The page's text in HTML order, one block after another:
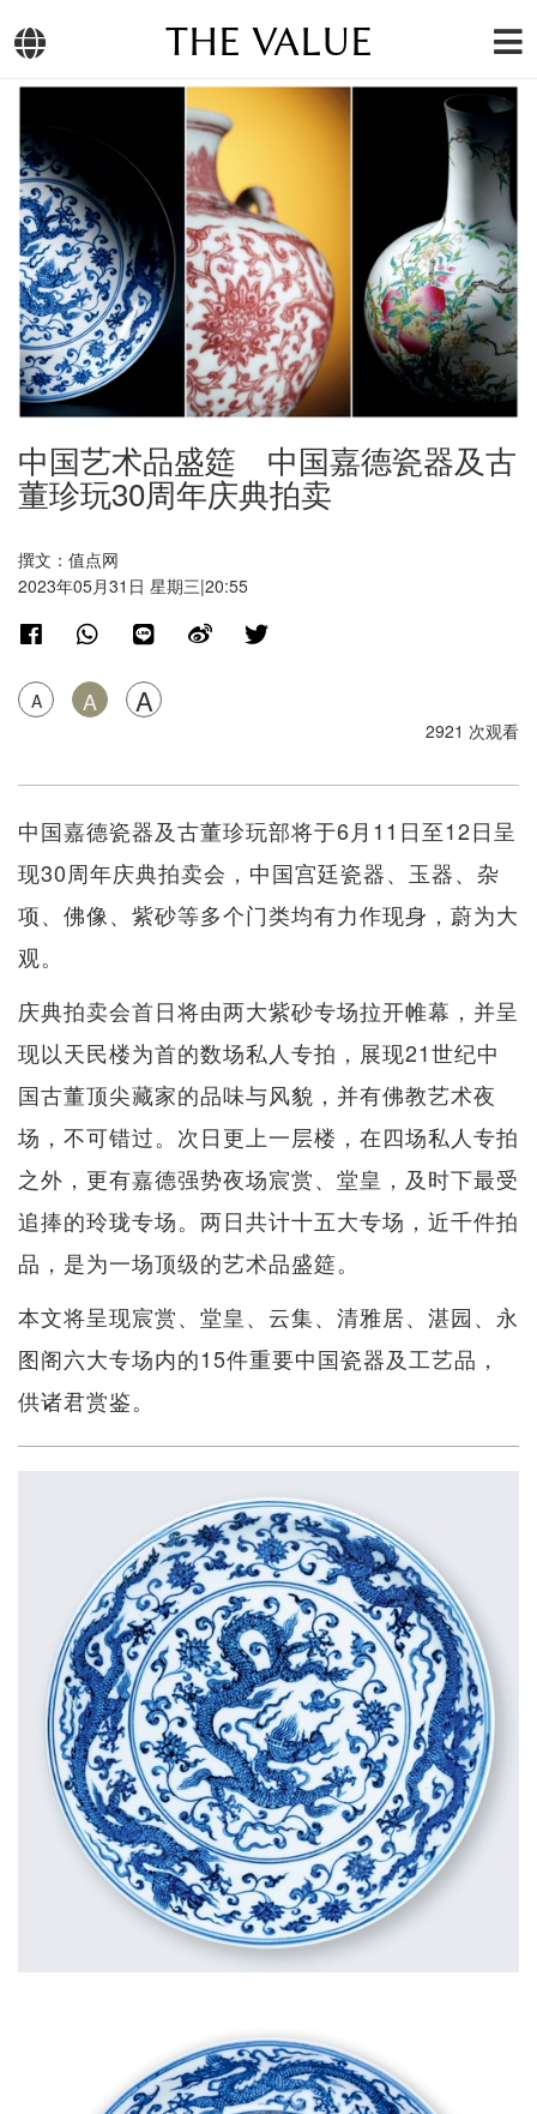
THE VALUE
中国艺术品盛筵 中国嘉德瓷器及古
董珍玩30周年庆典拍卖
撰文：值点网
2023年05月31日 星期三|20:55
A A A
2921 次观看
中国嘉德瓷器及古董珍玩部将于6月11日至12日呈
现30周年庆典拍卖会，中国宫廷瓷器、玉器、杂
项、佛像、紫砂等多个门类均有力作现身，蔚为大
观。
庆典拍卖会首日将由两大紫砂专场拉开帷幕，并呈
现以天民楼为首的数场私人专拍，展现21世纪中
国古董顶尖藏家的品味与风貌，并有佛教艺术夜
场，不可错过。次日更上一层楼，在四场私人专拍
之外，更有嘉德强势夜场宸赏、堂皇，及时下最受
追捧的玲珑专场。两日共计十五大专场，近千件拍
品，是为一场顶级的艺术品盛筵。
本文将呈现宸赏、堂皇、云集、清雅居、湛园、永
图阁六大专场内的15件重要中国瓷器及工艺品，
供诸君赏鉴。